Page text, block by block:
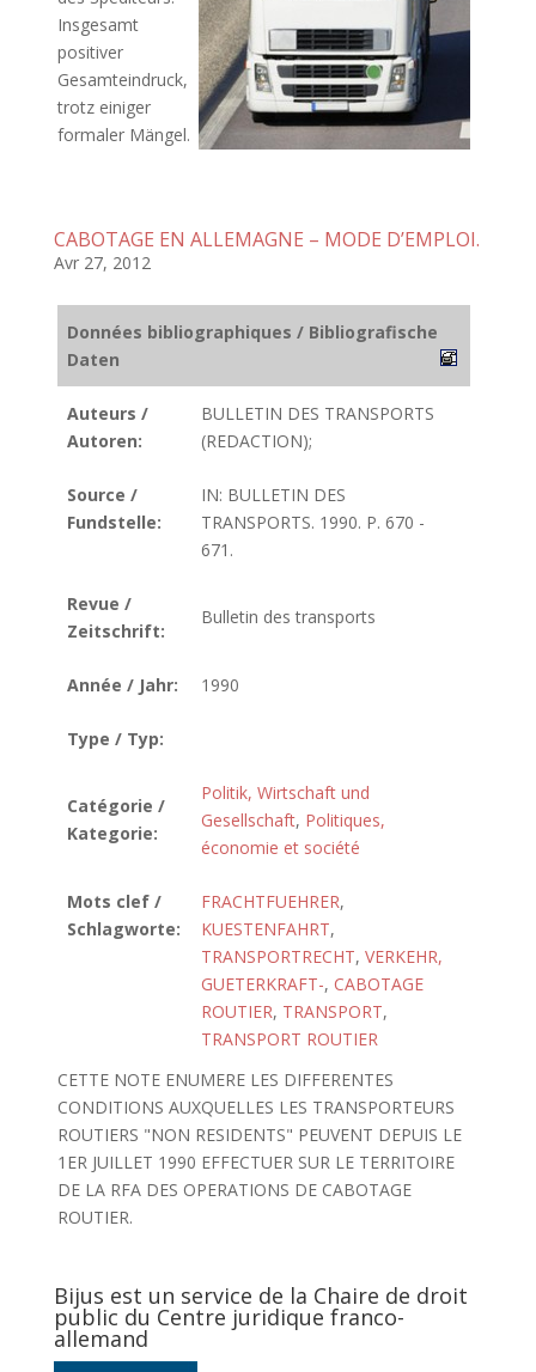
Insgesamt
positiver
Gesamteindruck,
trotz einiger
formaler Mängel.
CABOTAGE EN ALLEMAGNE – MODE D’EMPLOI.
Avr 27, 2012
Données bibliographiques / Bibliografische
Daten
Auteurs /
Autoren:
BULLETIN DES TRANSPORTS
(REDACTION);
Source /
Fundstelle:
IN: BULLETIN DES
TRANSPORTS. 1990. P. 670 -
671.
Revue /
Zeitschrift:
Bulletin des transports
Année / Jahr: 1990
Type / Typ:
Catégorie /
Kategorie:
Politik, Wirtschaft und
Gesellschaft, Politiques,
économie et société
Mots clef /
Schlagworte:
FRACHTFUEHRER,
KUESTENFAHRT,
TRANSPORTRECHT, VERKEHR,
GUETERKRAFT-, CABOTAGE
ROUTIER, TRANSPORT,
TRANSPORT ROUTIER
CETTE NOTE ENUMERE LES DIFFERENTES
CONDITIONS AUXQUELLES LES TRANSPORTEURS
ROUTIERS "NON RESIDENTS" PEUVENT DEPUIS LE
1ER JUILLET 1990 EFFECTUER SUR LE TERRITOIRE
DE LA RFA DES OPERATIONS DE CABOTAGE
ROUTIER.
Bijus est un service de la Chaire de droit
public du Centre juridique franco-
allemand